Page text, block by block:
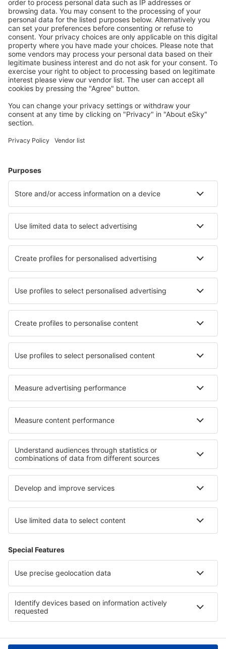
Planifică ȋn siguranţă
Rezervare fără griji cu opțiune gratuită de anulare.
Economiseşte mai mult
Prețuri atractive și oferte speciale pentru utilizatorii
conectați.
Alege din peste 1,3 mil. de opţiuni: hoteluri, cabane,
apartamente și altele.
Cazare în Bulgaria - Orașe populare
Cazare în Bourgas Cazare în Sozopol
Cazare în Sunny Beach Cazare în Sofia
Cazare Ihtiman Cazare în Bozhentsi Cazare în Hisarya
Cele mai bune locuri de cazare - orașe
Cazare în Apulit Island Cazare în Proleb
Cazare în Faaa Cazare în Bad Nenndorf
Cazare San Jose Del Rincon Cazare în Kingersheim
Cele mai bune locuri de cazare - regiuni
Cazare in Silistra Cazare in Pernik Cazare in Smolian
Cazare in Regiunea Varna Cazare În Velingrad județul
Cazare în Costa da Morte
Cazare in Macedonia de Est și Tracia Cazare în Paphos